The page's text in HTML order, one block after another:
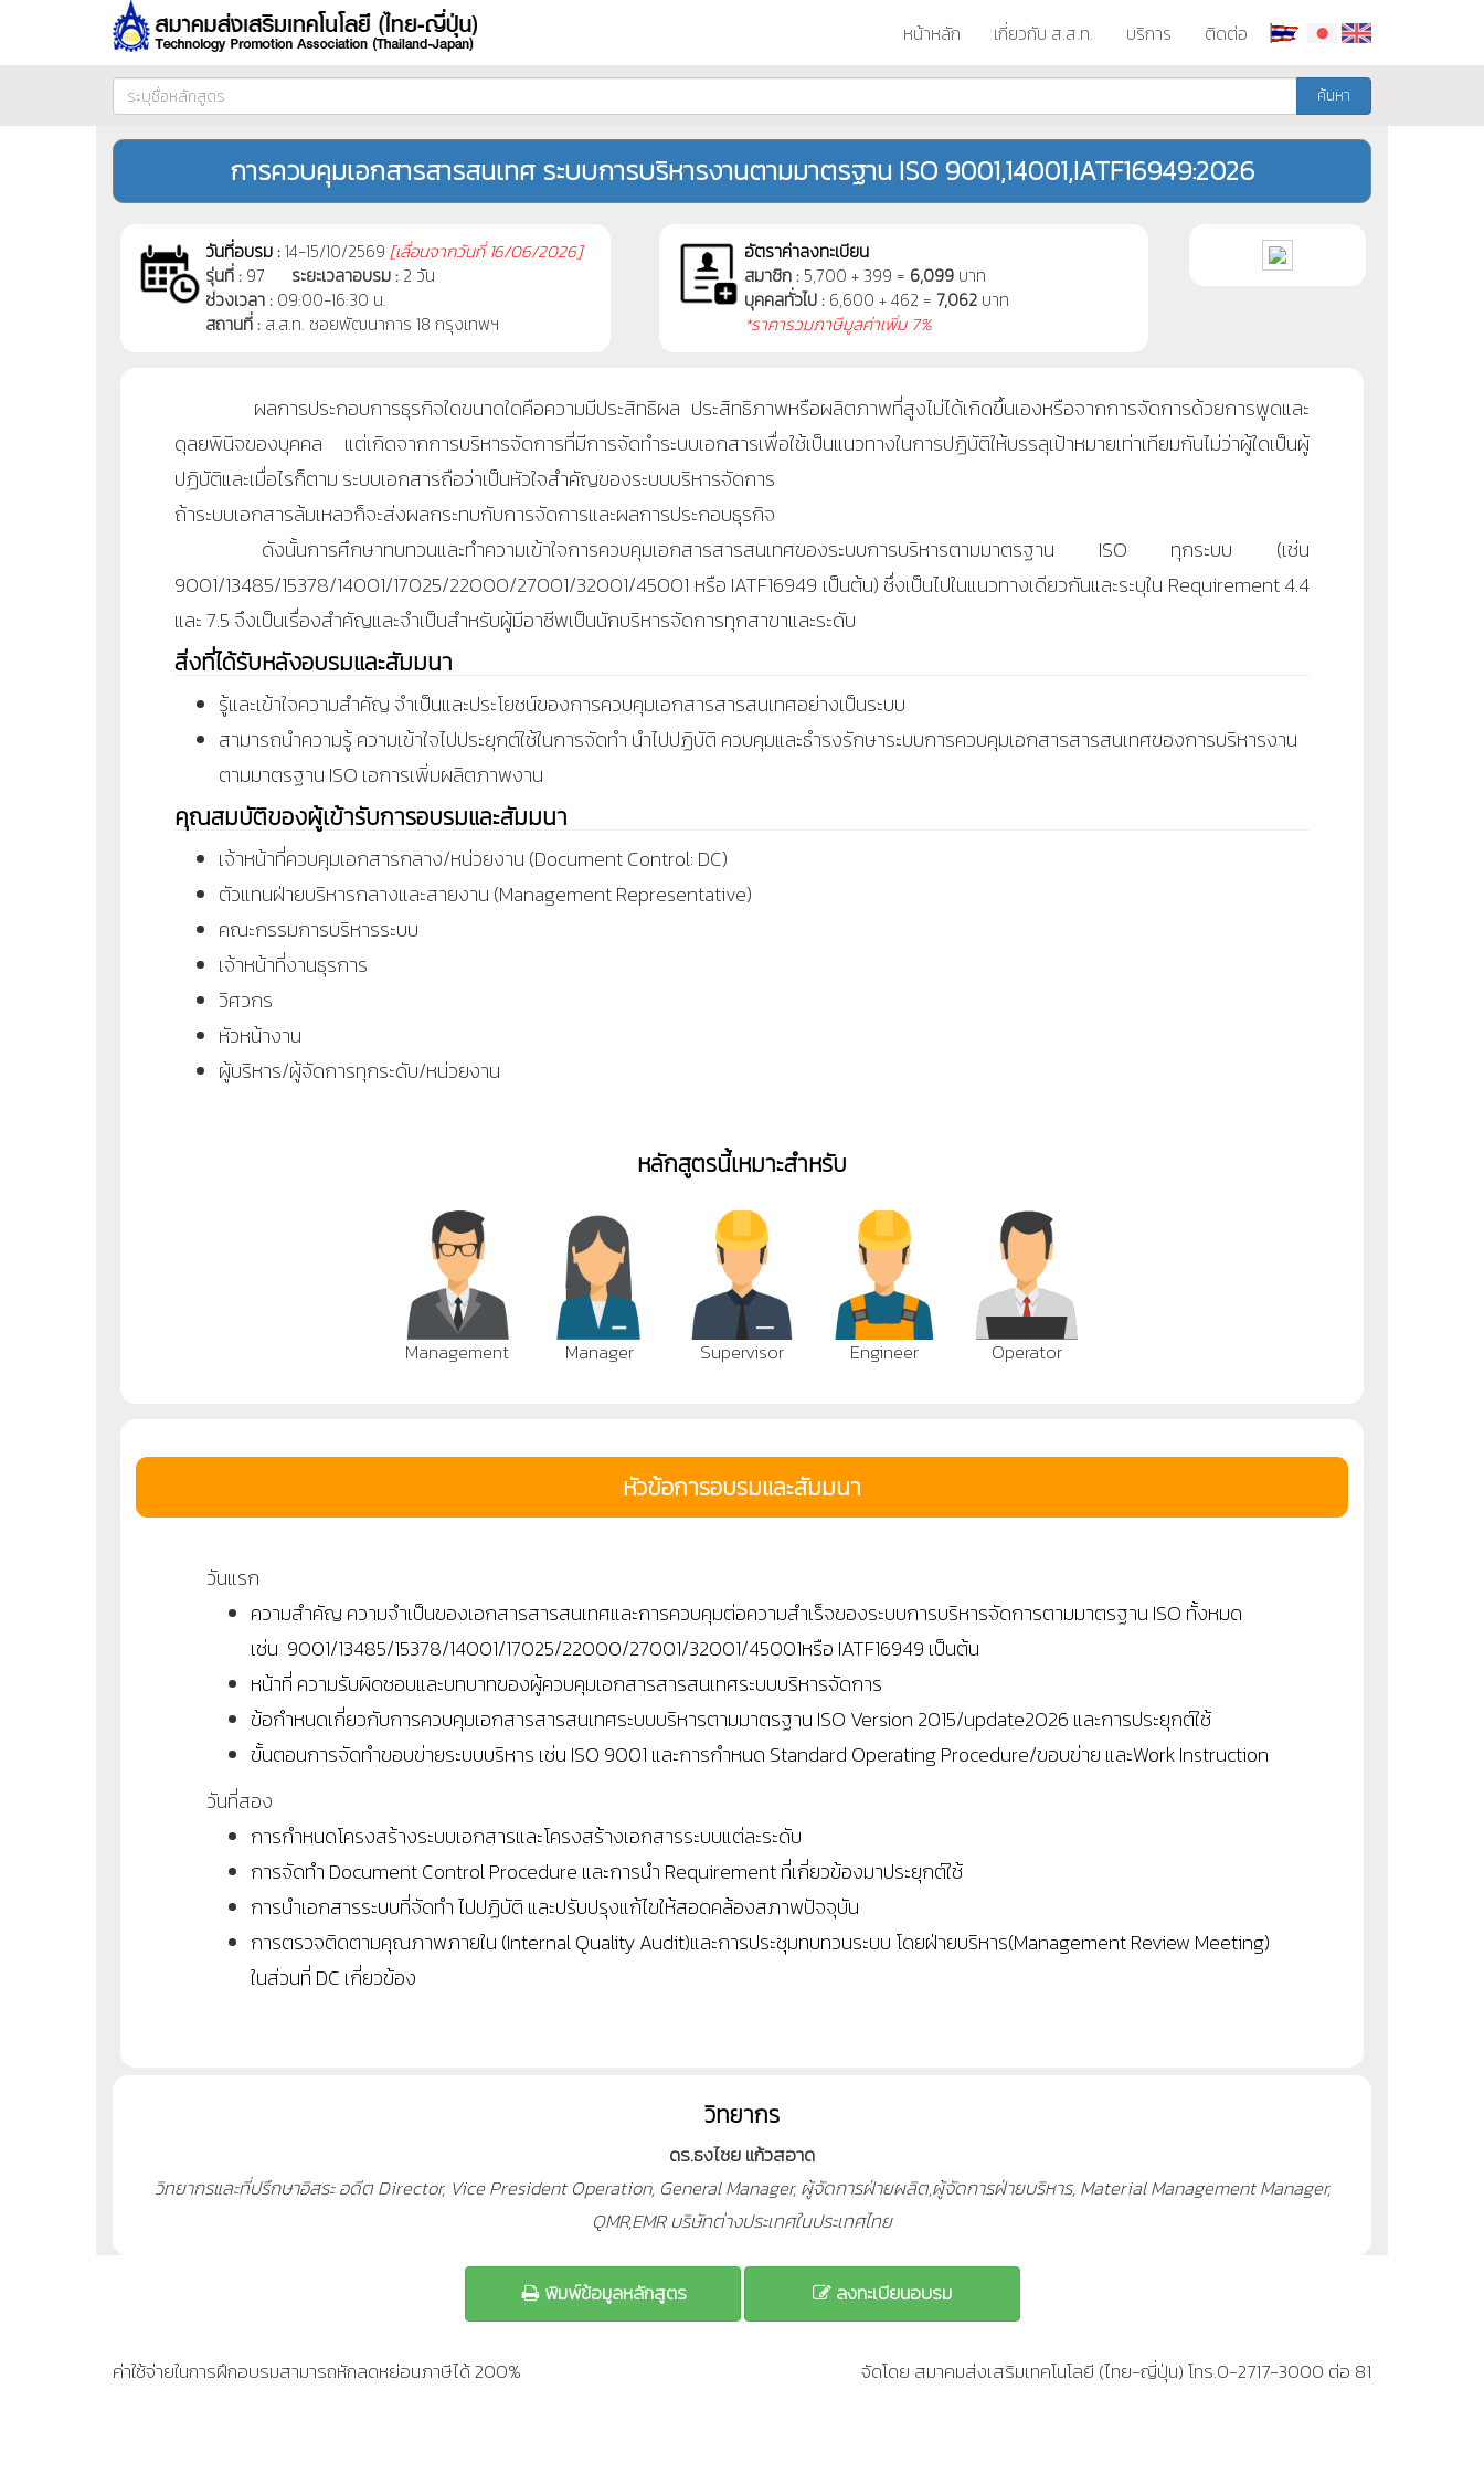
หน้าหลัก เกี่ยวกับ ส.ส.ท. บริการ ติดต่อ
ค้นหา
การควบคุมเอกสารสารสนเทศ ระบบการบริหารงานตามมาตรฐาน ISO 9001,14001,IATF16949:2026
วันที่อบรม :14-15/10/2569 [เลื่อนจากวันที่16/06/2026]
รุ่นที่ : 97 ระยะเวลาอบรม : 2 วัน
ช่วงเวลา : 09:00-16:30 น.
สถานที่ : ส.ส.ท. ซอยพัฒนาการ 18 กรุงเทพฯ
อัตราค่าลงทะเบียน
สมาชิก :5,700 + 399 = 6,099บาท
บุคคลทั่วไป :6,600 + 462 = 7,062บาท
*ราคารวมภาษีมูลค่าเพิ่ม 7%
ผลการประกอบการธุรกิจใดขนาดใดคือความมีประสิทธิผล ประสิทธิภาพหรือผลิตภาพที่สูงไม่ได้เกิดขึ้นเองหรือจากการจัดการด้วยการพูดและ
ดุลยพินิจของบุคคล แต่เกิดจากการบริหารจัดการที่มีการจัดทำระบบเอกสารเพื่อใช้เป็นแนวทางในการปฏิบัติให้บรรลุเป้าหมายเท่าเทียมกันไม่ว่าผู้ใดเป็นผู้
ปฏิบัติและเมื่อไรก็ตาม ระบบเอกสารถือว่าเป็นหัวใจสำคัญของระบบบริหารจัดการ
ถ้าระบบเอกสารล้มเหลวก็จะส่งผลกระทบกับการจัดการและผลการประกอบธุรกิจ
ดังนั้นการศึกษาทบทวนและทำความเข้าใจการควบคุมเอกสารสารสนเทศของระบบการบริหารตามมาตรฐาน ISO ทุกระบบ (เช่น
9001/13485/15378/14001/17025/22000/27001/32001/45001 หรือ IATF16949 เป็นต้น) ซึ่งเป็นไปในแนวทางเดียวกันและระบุใน Requirement 4.4
และ 7.5 จึงเป็นเรื่องสำคัญและจำเป็นสำหรับผู้มีอาชีพเป็นนักบริหารจัดการทุกสาขาและระดับ
สิ่งที่ได้รับหลังอบรมและสัมมนา
รู้และเข้าใจความสำคัญ จำเป็นและประโยชน์ของการควบคุมเอกสารสารสนเทศอย่างเป็นระบบ
สามารถนำความรู้ ความเข้าใจไปประยุกต์ใช้ในการจัดทำ นำไปปฏิบัติ ควบคุมและธำรงรักษาระบบการควบคุมเอกสารสารสนเทศของการบริหารงาน
ตามมาตรฐาน ISO เอการเพิ่มผลิตภาพงาน
คุณสมบัติของผู้เข้ารับการอบรมและสัมมนา
เจ้าหน้าที่ควบคุมเอกสารกลาง/หน่วยงาน (Document Control: DC)
ตัวแทนฝ่ายบริหารกลางและสายงาน (Management Representative)
คณะกรรมการบริหารระบบ
เจ้าหน้าที่งานธุรการ
วิศวกร
หัวหน้างาน
ผู้บริหาร/ผู้จัดการทุกระดับ/หน่วยงาน
หลักสูตรนี้เหมาะสำหรับ
Management Manager Supervisor Engineer Operator
หัวข้อการอบรมและสัมมนา
วันแรก
ความสำคัญ ความจำเป็นของเอกสารสารสนเทศและการควบคุมต่อความสำเร็จของระบบการบริหารจัดการตามมาตรฐาน ISO ทั้งหมด
เช่น 9001/13485/15378/14001/17025/22000/27001/32001/45001หรือ IATF16949 เป็นต้น
หน้าที่ ความรับผิดชอบและบทบาทของผู้ควบคุมเอกสารสารสนเทศระบบบริหารจัดการ
ข้อกำหนดเกี่ยวกับการควบคุมเอกสารสารสนเทศระบบบริหารตามมาตรฐาน ISO Version 2015/update2026 และการประยุกต์ใช้
ขั้นตอนการจัดทำขอบข่ายระบบบริหาร เช่น ISO 9001 และการกำหนด Standard Operating Procedure/ขอบข่าย และWork Instruction
วันที่สอง
การกำหนดโครงสร้างระบบเอกสารและโครงสร้างเอกสารระบบแต่ละระดับ
การจัดทำ Document Control Procedure และการนำ Requirement ที่เกี่ยวข้องมาประยุกต์ใช้
การนำเอกสารระบบที่จัดทำ ไปปฏิบัติ และปรับปรุงแก้ไขให้สอดคล้องสภาพปัจจุบัน
การตรวจติดตามคุณภาพภายใน (Internal Quality Audit)และการประชุมทบทวนระบบ โดยฝ่ายบริหาร(Management Review Meeting)
ในส่วนที่ DC เกี่ยวข้อง
วิทยากร
ดร.ธงไชย แก้วสอาด
วิทยากรและที่ปรึกษาอิสระ อดีต Director, Vice President Operation, General Manager, ผู้จัดการฝ่ายผลิต,ผู้จัดการฝ่ายบริหาร, Material Management Manager,
QMR,EMR บริษัทต่างประเทศในประเทศไทย
พิมพ์ข้อมูลหลักสูตร ลงทะเบียนอบรม
ค่าใช้จ่ายในการฝึกอบรมสามารถหักลดหย่อนภาษีได้ 200% จัดโดย สมาคมส่งเสริมเทคโนโลยี (ไทย-ญี่ปุ่น) โทร.0-2717-3000 ต่อ 81